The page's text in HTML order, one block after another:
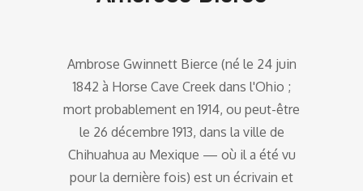
Ambrose Gwinnett Bierce (né le 24 juin
1842 à Horse Cave Creek dans l'Ohio ;
mort probablement en 1914, ou peut-être
le 26 décembre 1913, dans la ville de
Chihuahua au Mexique — où il a été vu
pour la dernière fois) est un écrivain et